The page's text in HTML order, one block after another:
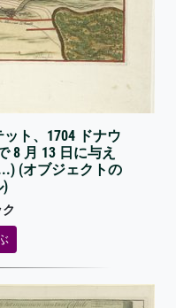
ト、1704 ドナウ
8 月 13 日に与え
(オブジェクトの
)